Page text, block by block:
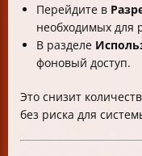
Перейдите в
необходимых для
В разделе
фоновый доступ.
Это снизит
без риска для